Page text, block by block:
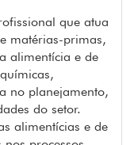
que atua
matérias-primas,
alimentícia e de
no planejamento,
do setor.
alimentícias e de